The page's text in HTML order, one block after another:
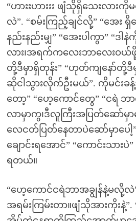
“ဟားးဟားးး ဖျံသိုရှိသေးလား
လဲ”. “စမ်းကြည့်ချင်လို့” “အေး
နည်းနည်းမျှ” “အေးပါကွာ” “ဒါ
လား၊အရက်ကလေးဘာလေးဝယ်ဖို့
တို့ဒီမှာရှိတုန်း” “ဟုတ်ကျနော်တို့ဒီမှ
ဆိုငါသွားလိုက်ဦးမယ်”. ကိုမင်းခ
တော့” “ဟေ့ကောင်တွေ” “ငရဲ ဘ
လာမှာကွ၊ဒီလူကြီးအပြတ်ဆော်မှာ
လေငတ်ပြတ်နေတာပဲဆော်မှာပေ
ချောင်းရအောင်” “ကောင်းသား
ရတယ်။
“ဟေ့ကောင်ငရဲဘာအချွန်နဲ့မလို့
အရမ်းကြမ်းတာ။ဖျံသိုအားကိုး